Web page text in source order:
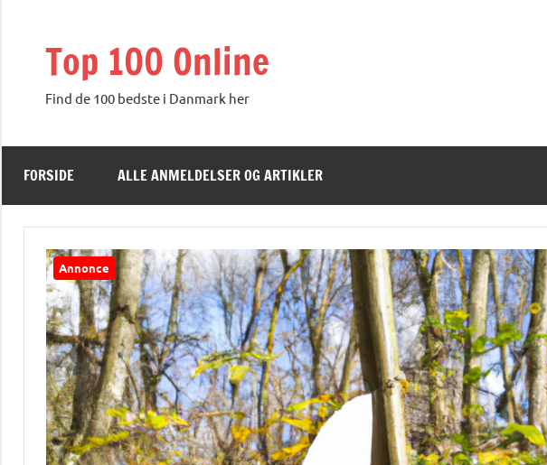
Top 100 Online
Find de 100 bedste i Danmark her
FORSIDE ALLE ANMELDELSER OG ARTIKLER
Annonce